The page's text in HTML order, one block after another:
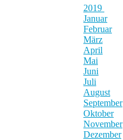
2019
Januar
Februar
März
April
Mai
Juni
Juli
August
September
Oktober
November
Dezember